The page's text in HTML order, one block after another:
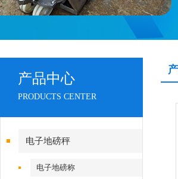
产品中心
PRODUCTS CENTER
电子地磅秤
电子地磅称